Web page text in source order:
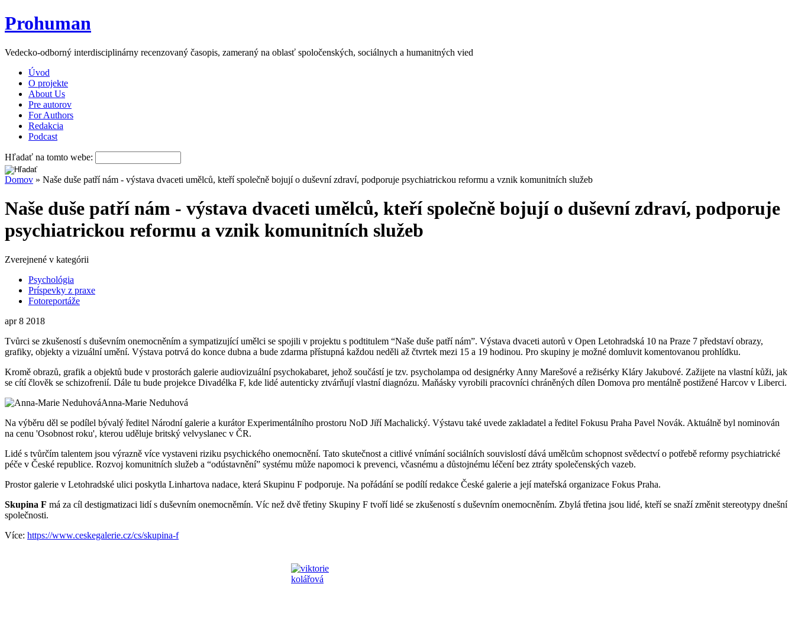
Prohuman
Vedecko-odborný interdisciplinárny recenzovaný časopis, zameraný na oblasť spoločenských, sociálnych a humanitných vied
Úvod
O projekte
About Us
Pre autorov
For Authors
Redakcia
Podcast
Hľadať na tomto webe:
Domov » Naše duše patří nám - výstava dvaceti umělců, kteří společně bojují o duševní zdraví, podporuje psychiatrickou reformu a vznik komunitních služeb
Naše duše patří nám - výstava dvaceti umělců, kteří společně bojují o duševní zdraví, podporuje
psychiatrickou reformu a vznik komunitních služeb
Zverejnené v kategórii
Psychológia
Príspevky z praxe
Fotoreportáže
apr 8 2018
Tvůrci se zkušeností s duševním onemocněním a sympatizující umělci se spojili v projektu s podtitulem “Naše duše patří nám”. Výstava dvaceti autorů v Open Letohradská 10 na Praze 7 představí obrazy,
grafiky, objekty a vizuální umění. Výstava potrvá do konce dubna a bude zdarma přístupná každou neděli až čtvrtek mezi 15 a 19 hodinou. Pro skupiny je možné domluvit komentovanou prohlídku.
Kromě obrazů, grafik a objektů bude v prostorách galerie audiovizuální psychokabaret, jehož součástí je tzv. psycholampa od designérky Anny Marešové a režisérky Kláry Jakubové. Zažijete na vlastní kůži, jak
se cítí člověk se schizofrenií. Dále tu bude projekce Divadélka F, kde lidé autenticky ztvárňují vlastní diagnózu. Maňásky vyrobili pracovníci chráněných dílen Domova pro mentálně postižené Harcov v Liberci.
Anna-Marie Neduhová
Na výběru děl se podílel bývalý ředitel Národní galerie a kurátor Experimentálního prostoru NoD Jiří Machalický. Výstavu také uvede zakladatel a ředitel Fokusu Praha Pavel Novák. Aktuálně byl nominován
na cenu 'Osobnost roku', kterou uděluje britský velvyslanec v ČR.
Lidé s tvůrčím talentem jsou výrazně více vystaveni riziku psychického onemocnění. Tato skutečnost a citlivé vnímání sociálních souvislostí dává umělcům schopnost svědectví o potřebě reformy psychiatrické
péče v České republice. Rozvoj komunitních služeb a “odústavnění” systému může napomoci k prevenci, včasnému a důstojnému léčení bez ztráty společenských vazeb.
Prostor galerie v Letohradské ulici poskytla Linhartova nadace, která Skupinu F podporuje. Na pořádání se podílí redakce České galerie a její mateřská organizace Fokus Praha.
Skupina F má za cíl destigmatizaci lidí s duševním onemocněmín. Víc než dvě třetiny Skupiny F tvoří lidé se zkušeností s duševním onemocněním. Zbylá třetina jsou lidé, kteří se snaží změnit stereotypy dnešní
společnosti.
Více: https://www.ceskegalerie.cz/cs/skupina-f